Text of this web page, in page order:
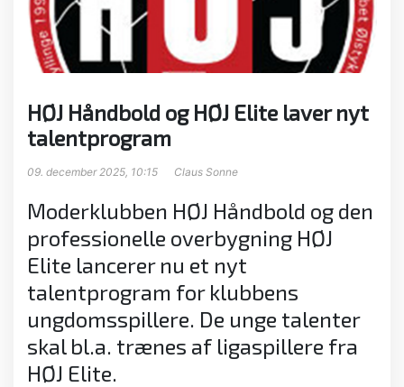
HØJ Håndbold og HØJ Elite laver nyt
talentprogram
09. december 2025, 10:15 Claus Sonne
Moderklubben HØJ Håndbold og den
professionelle overbygning HØJ
Elite lancerer nu et nyt
talentprogram for klubbens
ungdomsspillere. De unge talenter
skal bl.a. trænes af ligaspillere fra
HØJ Elite.